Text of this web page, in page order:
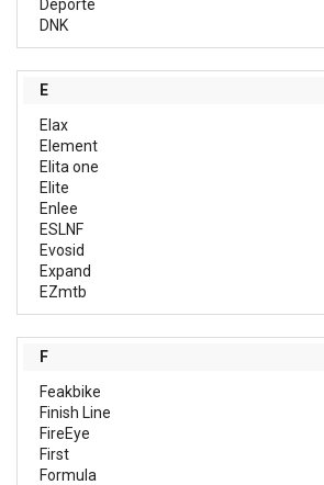
Deporte
DNK
E
Elax
Element
Elita one
Elite
Enlee
ESLNF
Evosid
Expand
EZmtb
F
Feakbike
Finish Line
FireEye
First
Formula